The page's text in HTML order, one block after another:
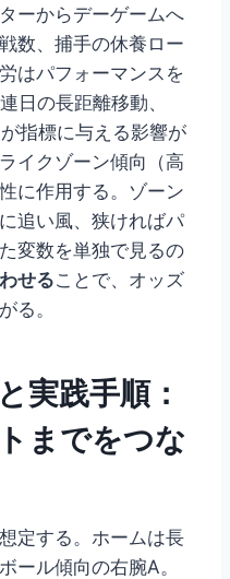
ーからデーゲームへ
数、捕手の休養ロー
はパフォーマンスを
日の長距離移動、
指標に与える影響が
イクゾーン傾向（高
に作用する。ゾーン
追い風、狭ければパ
変数を単独で見るの
せることで、オッズ
る。
実践手順：
までをつな
定する。ホームは長
ール傾向の右腕A。